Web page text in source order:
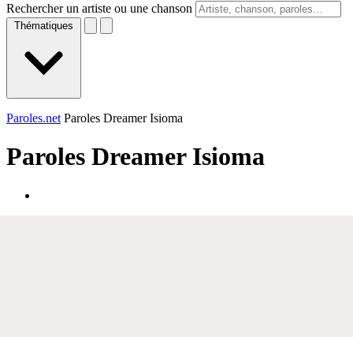
Rechercher un artiste ou une chanson
Thématiques
Paroles.net Paroles Dreamer Isioma
Paroles Dreamer Isioma